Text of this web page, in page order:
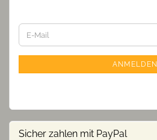
WEITER
ZUR
E-
Mail
ANMELDEN
Sicher zahlen mit PayPal